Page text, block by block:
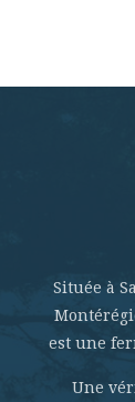
Située à
est une
Une